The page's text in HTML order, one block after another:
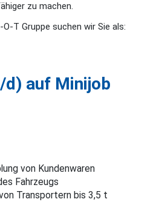
zu machen.
T Gruppe suchen wir Sie als:
auf Minijob
von Kundenwaren
Fahrzeugs
Transportern bis 3,5 t